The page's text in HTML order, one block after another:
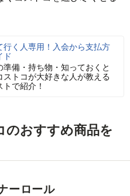
行く人専用！入会から支払方
ド
準備・持ち物・知っておくと
ストコが大好きな人が教える
で紹介！
のおすすめ商品を
ーロール